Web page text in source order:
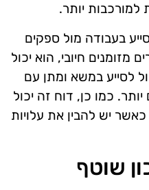
למורכבות יותר.
בעבודה מול ספקים
חיובי, הוא יכול
לסייע במשא ומתן עם
כמו כן, דוח זה יכול
יש להבין את עלויות
שוטף